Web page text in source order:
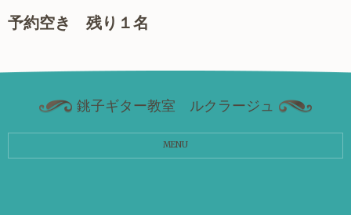
予約空き 残り１名
銚子ギター教室 ルクラージュ
MENU